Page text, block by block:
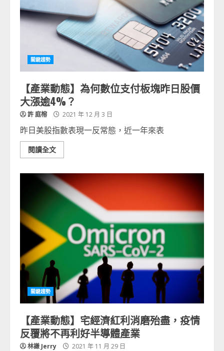
關鍵趨勢
【產業動態】為何數位支付板塊昨日股價
大漲逾4%？
許 庭榕 2021 年 12 月 3 日
昨日美股指數表現一反常態，近一年來表
閱讀全文
關鍵趨勢
【產業動態】宅經濟紅利消磨殆盡，疫情
反覆將不再利好半導體產業
林謙 Jerry 2021 年 11 月 29 日